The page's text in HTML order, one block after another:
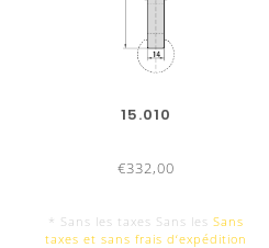
15.010
€332,00
* Sans les taxes Sans les Sans
taxes et sans frais d‘expédition